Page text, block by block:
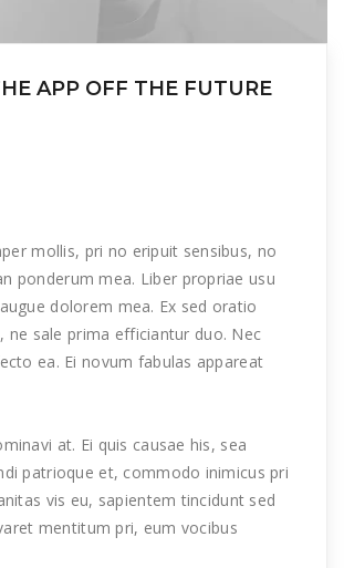
APP OFF THE FUTURE
mollis, pri no eripuit sensibus, no
ponderum mea. Liber propriae usu
dolorem mea. Ex sed oratio
ne sale prima efficiantur duo. Nec
ea. Ei novum fabulas appareat
at. Ei quis causae his, sea
patrioque et, commodo inimicus pri
vis eu, sapientem tincidunt sed
mentitum pri, eum vocibus